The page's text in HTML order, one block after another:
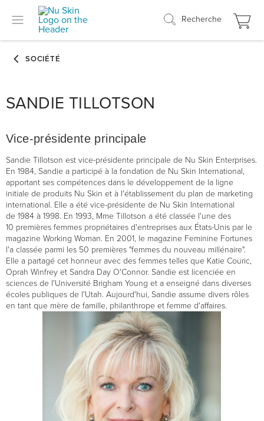
Recherche
SANDIE TILLOTSON
Vice-présidente principale
Sandie Tillotson est vice-présidente principale de Nu Skin Enterprises.
En 1984, Sandie a participé à la fondation de Nu Skin International,
apportant ses compétences dans le développement de la ligne
initiale de produits Nu Skin et à l'établissement du plan de marketing
international. Elle a été vice-présidente de Nu Skin International
de 1984 à 1998. En 1993, Mme Tillotson a été classée l'une des
10 premières femmes propriétaires d'entreprises aux États-Unis par le
magazine Working Woman. En 2001, le magazine Feminine Fortunes
l'a classée parmi les 50 premières "femmes du nouveau millénaire".
Elle a partagé cet honneur avec des femmes telles que Katie Couric,
Oprah Winfrey et Sandra Day O'Connor. Sandie est licenciée en
sciences de l'Université Brigham Young et a enseigné dans diverses
écoles publiques de l'Utah. Aujourd'hui, Sandie assume divers rôles
en tant que mère de famille, philanthrope et femme d'affaires.